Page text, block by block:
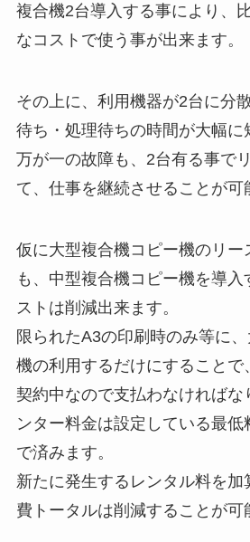
複合機2台導入する事により、
なコストで使う事が出来ます。
その上に、利用機器が2台に分
待ち・処理待ちの時間が大幅に
万が一の故障も、2台有る事で
て、仕事を継続させることが可
仮に大型複合機コピー機のリー
も、中型複合機コピー機を導入
ストは削減出来ます。
限られたA3の印刷時のみ等に
機の利用するだけにすることで
契約中なので支払わなければな
ンター料金は設定している最
で済みます。
新たに発生するレンタル料を加
費トータルは削減することが可